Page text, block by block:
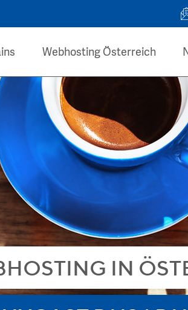
Webhosting Österreich
IN